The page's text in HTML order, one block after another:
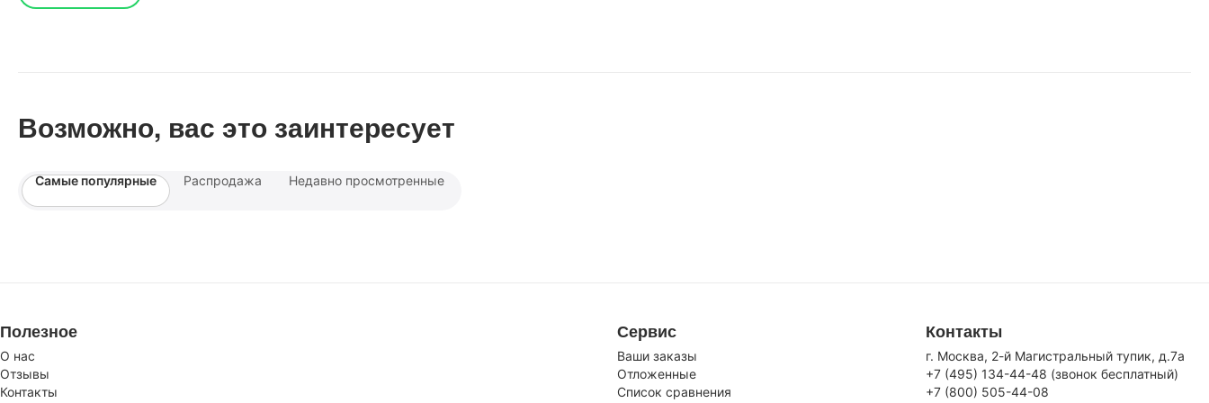
Возможно, вас это заинтересует
Самые популярные Распродажа Недавно просмотренные
Полезное
О нас
Отзывы
Контакты
Сервис
Ваши заказы
Отложенные
Список сравнения
Контакты
г. Москва, 2-й Магистральный тупик, д.7a
+7 (495) 134-44-48 (звонок бесплатный)
+7 (800) 505-44-08